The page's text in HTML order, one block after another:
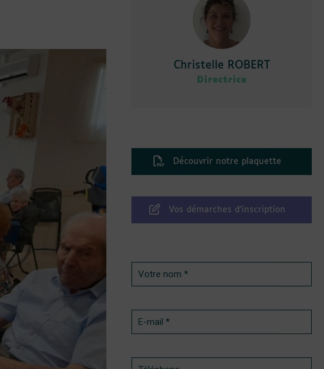
Christelle ROBERT
Directrice
Découvrir notre plaquette
Vos démarches d'inscription